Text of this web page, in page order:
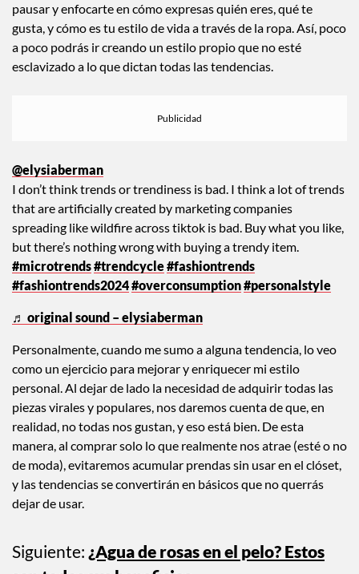
pausar y enfocarte en cómo expresas quién eres, qué te
gusta, y cómo es tu estilo de vida a través de la ropa. Así, poco
a poco podrás ir creando un estilo propio que no esté
esclavizado a lo que dictan todas las tendencias.
@elysiaberman
I don’t think trends or trendiness is bad. I think a lot of trends
that are artificially created by marketing companies
spreading like wildfire across tiktok is bad. Buy what you like,
but there’s nothing wrong with buying a trendy item.
#microtrends#trendcycle#fashiontrends
#fashiontrends2024#overconsumption#personalstyle
♬ original sound – elysiaberman
Personalmente, cuando me sumo a alguna tendencia, lo veo
como un ejercicio para mejorar y enriquecer mi estilo
personal. Al dejar de lado la necesidad de adquirir todas las
piezas virales y populares, nos daremos cuenta de que, en
realidad, no todas nos gustan, y eso está bien. De esta
manera, al comprar solo lo que realmente nos atrae (esté o no
de moda), evitaremos acumular prendas sin usar en el clóset,
y las tendencias se convertirán en básicos que no querrás
dejar de usar.
Siguiente: ¿Agua de rosas en el pelo? Estos